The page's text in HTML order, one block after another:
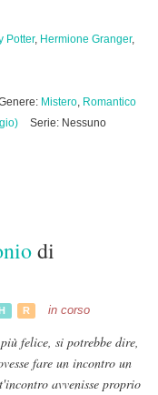
Potter, Hermione Granger,
Mistero, Romantico
Serie: Nessuno
di
R in corso
felice, si potrebbe dire,
fare un incontro un
avvenisse proprio